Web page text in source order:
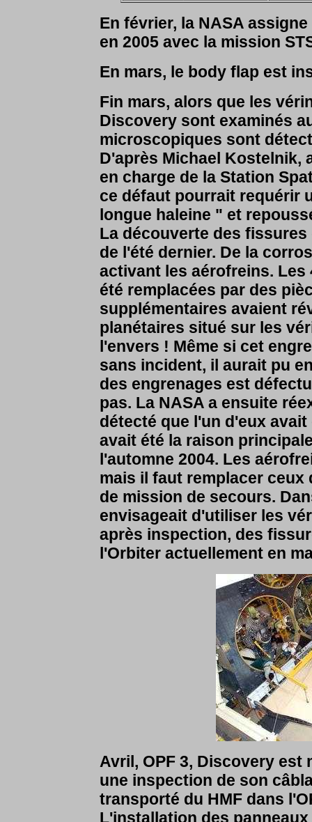
En février, la NASA
en 2005 avec la mission
En mars, le body flap est
Fin mars, alors que les
Discovery sont examinés
microscopiques sont
D'après Michael Kostelnik,
en charge de la Station
ce défaut pourrait requérir
longue haleine " et
La découverte des
de l'été dernier. De la
activant les aérofreins.
été remplacées par des
supplémentaires avaient
planétaires situé sur les
l'envers ! Même si cet
sans incident, il aurait pu
des engrenages est
pas. La NASA a ensuite
détecté que l'un d'eux
avait été la raison
l'automne 2004. Les
mais il faut remplacer
de mission de secours.
envisageait d'utiliser les
après inspection, des
l'Orbiter actuellement en
Avril, OPF 3, Discovery
une inspection de son
transporté du HMF dans
L'installation des